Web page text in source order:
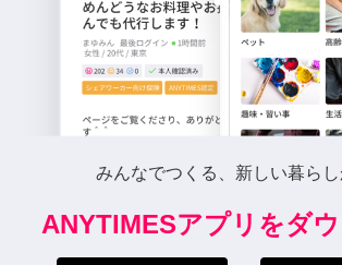
みんなでつくる、新しい暮らし
ANYTIMESアプリをダ